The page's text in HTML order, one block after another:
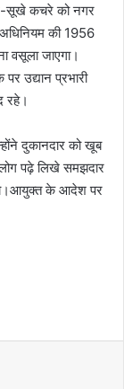
सूखे कचरे को नगर
की 1956
वसूला जाएगा।
उद्यान प्रभारी
रहे।
दुकानदार को खूब
पढ़े लिखे समझदार
के आदेश पर